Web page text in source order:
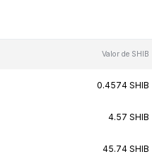
Valor de SHIB
0.4574 SHIB
4.57 SHIB
45.74 SHIB